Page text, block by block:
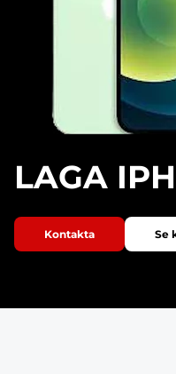
LAGA
Kontakta Se